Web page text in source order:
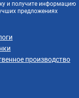
и получите информацию
предложениях
производство